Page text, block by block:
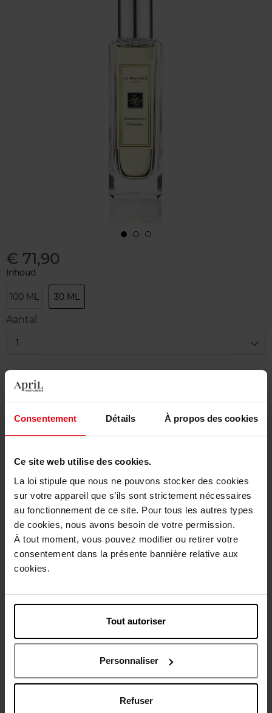
Consentement Détails À propos des cookies
Ce site web utilise des cookies.
La loi stipule que nous ne pouvons stocker des cookies
sur votre appareil que s’ils sont strictement nécessaires
au fonctionnement de ce site. Pour tous les autres types
de cookies, nous avons besoin de votre permission.
À tout moment, vous pouvez modifier ou retirer votre
consentement dans la présente bannière relative aux
cookies.
Tout autoriser
Personnaliser
Refuser
€ 71,90
Inhoud
100 ML 30 ML
Aantal
1
Levering
Dit artikel is momenteel niet beschikbaar
Me verwittigen wanneer het weer beschikbaar
Gratis levering bij aankoop van min. 55€
Gratis retour in je winkelpunt
Gratis verpakking
Beschrijving
Karakteristieken
Beleid inzake klantbeoordelingen
Nog iets vergeten ?